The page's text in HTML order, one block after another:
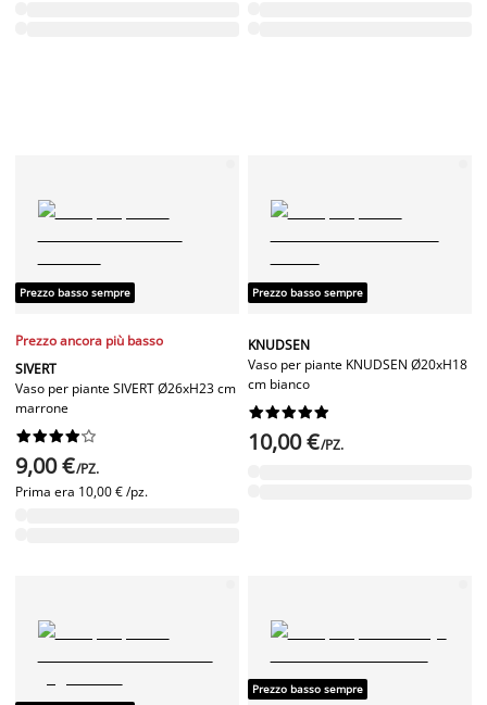
Prezzo basso sempre
Prezzo ancora più basso
SIVERT
Vaso per piante SIVERT Ø26xH23 cm
marrone






9,00 €/PZ.
Prima era 10,00 € /pz.
Prezzo basso sempre
KNUDSEN
Vaso per piante KNUDSEN Ø20xH18
cm bianco






10,00 €/PZ.
Prezzo basso sempre